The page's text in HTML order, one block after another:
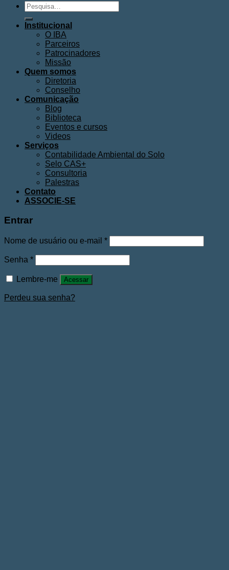
Pesquisar
por:
Institucional
O IBA
Parceiros
Patrocinadores
Missão
Quem somos
Diretoria
Conselho
Comunicação
Blog
Biblioteca
Eventos e cursos
Videos
Serviços
Contabilidade Ambiental do Solo
Selo CAS+
Consultoria
Palestras
Contato
ASSOCIE-SE
Entrar
Nome de usuário ou e-mail *
Senha *
Lembre-me Acessar
Perdeu sua senha?